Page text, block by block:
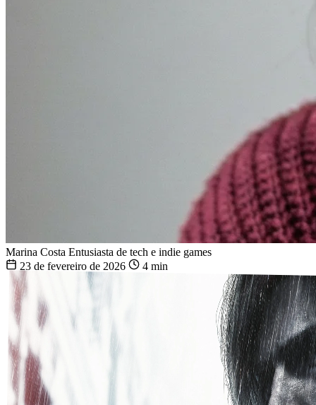
Marina Costa Entusiasta de tech e indie games
23 de fevereiro de 2026
4 min